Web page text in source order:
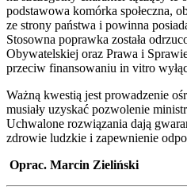
podstawowa komórka społeczna,
ze strony państwa i powinna
Stosowna poprawka została
Obywatelskiej oraz Prawa i
przeciw finansowaniu in vitro
Ważną kwestią jest prowadzenie
musiały uzyskać pozwolenie
Uchwalone rozwiązania dają
zdrowie ludzkie i zapewnienie
Oprac. Marcin Zieliński